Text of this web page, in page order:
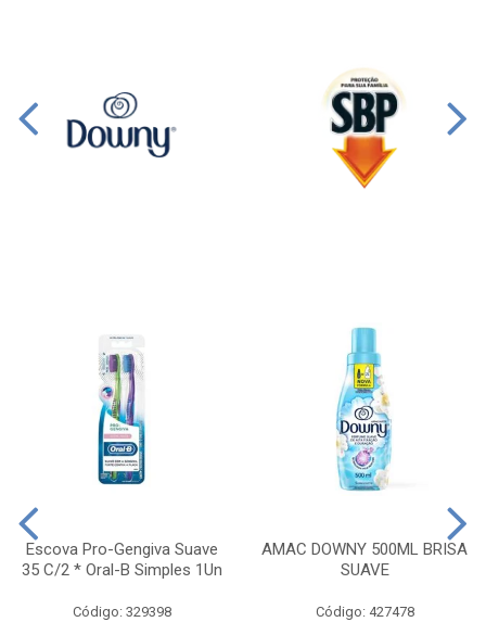
Escova Pro-Gengiva Suave
35 C/2 * Oral-B Simples 1Un
Código: 329398
AMAC DOWNY 500ML BRISA
SUAVE
Código: 427478